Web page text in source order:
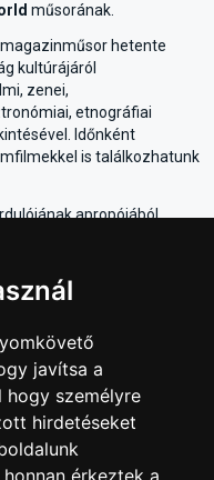
műsorának.
hetente
kultúrájáról
zenei,
etnográfiai
Időnként
is találkozhatunk
apropójából
ki a kínálatból. Az
és ajánlásokat hallhatunk
helyi kézműves
javítsa a
hogy személyre
hirdetéseket
érkeztek a